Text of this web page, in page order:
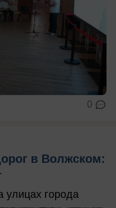
0
в Волжском:
улицах города